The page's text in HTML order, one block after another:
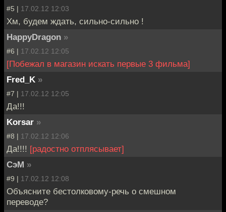
#5 | 17.02.12 12:03
Хм, будем ждать, сильно-сильно !
HappyDragon »
#6 | 17.02.12 12:05
[Побежал в магазин искать первые 3 фильма]
Fred_K »
#7 | 17.02.12 12:05
Да!!!
Korsar »
#8 | 17.02.12 12:06
Да!!!! [радостно отплясывает]
СэМ »
#9 | 17.02.12 12:08
Объясните бестолковому-речь о смешном
переводе?